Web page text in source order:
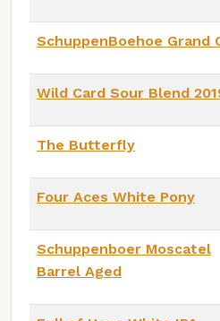
SchuppenBoehoe Grand
Wild Card Sour Blend
The Butterfly
Four Aces White Pony
Schuppenboer Moscatel
Barrel Aged